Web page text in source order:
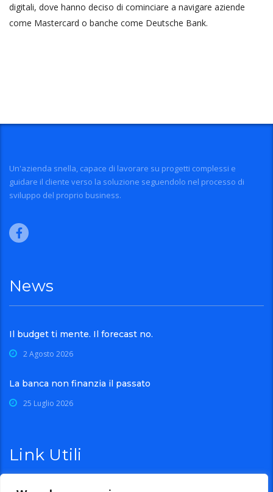
digitali, dove hanno deciso di cominciare a navigare aziende
come Mastercard o banche come Deutsche Bank.
Un'azienda snella, capace di lavorare su progetti complessi e
guidare il cliente verso la soluzione seguendolo nel processo di
sviluppo del proprio business.
News
Il budget ti mente. Il forecast no.
2 Agosto 2026
La banca non finanzia il passato
25 Luglio 2026
Link Utili